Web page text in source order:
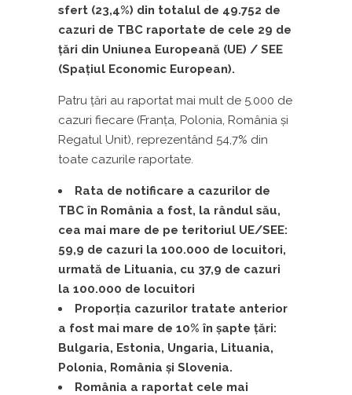
sfert (23,4%) din totalul de 49.752 de
cazuri de TBC raportate de cele 29 de
țări din Uniunea Europeană (UE) / SEE
(Spaţiul Economic European).
Patru țări au raportat mai mult de 5.000 de
cazuri fiecare (Franța, Polonia, România și
Regatul Unit), reprezentând 54,7% din
toate cazurile raportate.
Rata de notificare a cazurilor de
TBC în România a fost, la rândul său,
cea mai mare de pe teritoriul UE/SEE:
59,9 de cazuri la 100.000 de locuitori,
urmată de Lituania, cu 37,9 de cazuri
la 100.000 de locuitori
Proporția cazurilor tratate anterior
a fost mai mare de 10% în șapte țări:
Bulgaria, Estonia, Ungaria, Lituania,
Polonia, România și Slovenia.
România a raportat cele mai